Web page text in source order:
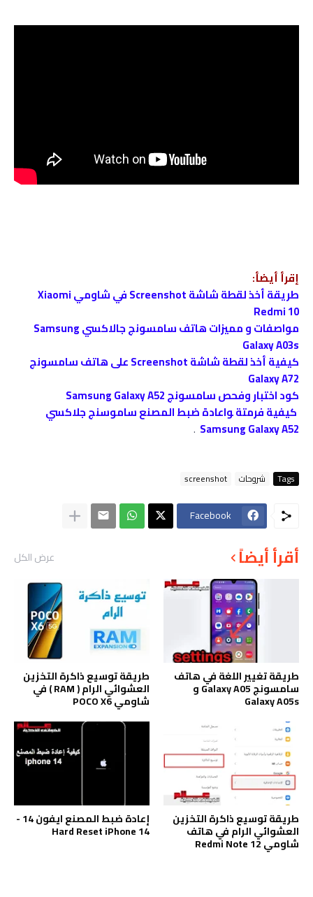
إقرأ أيضأ:
طريقة أخذ لقطة شاشة Screenshot في شاومي Xiaomi
Redmi 10
مواصفات و مميزات هاتف سامسونج جالاكسي Samsung
Galaxy A03s
كيفية أخذ لقطة شاشة Screenshot على هاتف سامسونج
Galaxy A72
كود اختبار وفحص سامسونج Samsung Galaxy A52
كيفية فرمتة ﻮاعادة ضبط المصنع ﺳﺎﻣﻮﺳﻨﺞ جلاكسي
Samsung Galaxy A52
.
Tags شروحات screenshot
Facebook
أقرأ أيضاً عرض الكل
طريقة تغيير اللغة في هاتف
سامسونج Galaxy A05 و
Galaxy A05s
طريقة توسيع ذاكرة التخزين
العشوائي الرام ( RAM ) في
شاومي POCO X6
طريقة توسيع ذاكرة التخزين
العشوائي الرام في هاتف
شاومي Redmi Note 12
إعادة ضبط المصنع ايفون 14 -
Hard Reset iPhone 14